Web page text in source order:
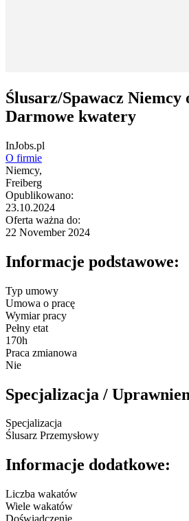
Ślusarz/Spawacz Niemcy
Darmowe kwatery
InJobs.pl
O firmie
Niemcy,
Freiberg
Opublikowano:
23.10.2024
Oferta ważna do:
22 November 2024
Informacje podstawowe:
Typ umowy
Umowa o pracę
Wymiar pracy
Pełny etat
170h
Praca zmianowa
Nie
Specjalizacja /
Specjalizacja
Ślusarz Przemysłowy
Informacje dodatkowe:
Liczba wakatów
Wiele wakatów